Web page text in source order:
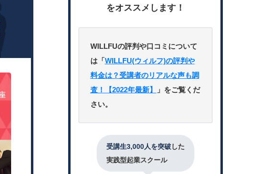
をオススメします！
WILLFUの評判や口コミについて
は「WILLFU(ウィルフ)の評判や
料金は？受講者のリアルな声も調
査！【2022年最新】
」をご覧くだ
さい。
受講生3,000人を突破した
実践型起業スクール